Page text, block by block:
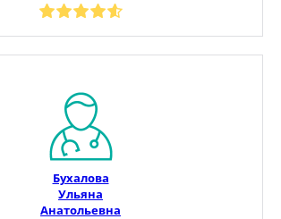
Бухалова
Ульяна
Анатольевна